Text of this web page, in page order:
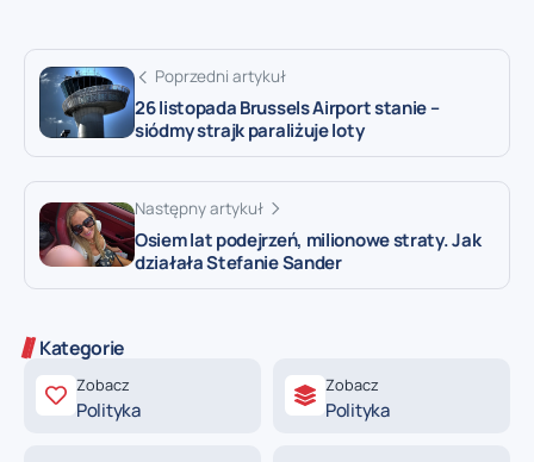
Poprzedni artykuł
26 listopada Brussels Airport stanie –
siódmy strajk paraliżuje loty
Następny artykuł
Osiem lat podejrzeń, milionowe straty. Jak
działała Stefanie Sander
Kategorie
Zobacz
Polityka
Zobacz
Polityka